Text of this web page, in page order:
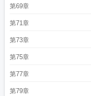
第69章
第71章
第73章
第75章
第77章
第79章